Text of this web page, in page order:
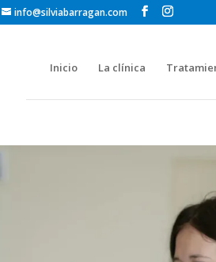
info@silviabarragan.com
Inicio La clínica